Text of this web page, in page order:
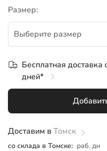
Размер:
Выберите размер
M Бесплатная
дней*
Доставим в Томск
со склада в Томске: раб. дн